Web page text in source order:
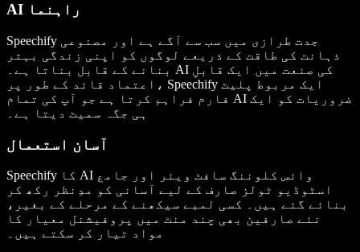
AI راہنما
Speechify جدت طرازی میں سب سے آگے ہے اور مصنوعی
ذہانت کی طاقت کے ذریعے لوگوں کو اپنی زندگی بہتر
بنانے کے قابل بناتا ہے۔ AI کی صنعت میں ایک قابلِ
اعتماد قائد کے طور پر، Speechify ایک مربوط پلیٹ
فارم فراہم کرتا ہے جو آپ کی تمام AI ضروریات کو ایک
ہی جگہ سمیٹ دیتا ہے۔
آسان استعمال
Speechify کا AI وائس کلوننگ سافٹ ویئر اور جامع
اسٹوڈیو ٹولز صارف کے لیے آسانی کو مدِنظر رکھ کر
بنائے گئے ہیں۔ کسی لمبے سیکھنے کے مرحلے کے بغیر،
نئے صارفین بھی چند منٹ میں پروفیشنل معیار کا
مواد تیار کر سکتے ہیں۔